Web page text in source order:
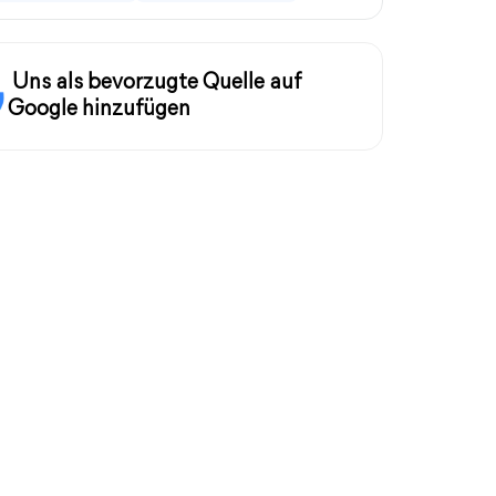
Uns als bevorzugte Quelle auf
Google hinzufügen